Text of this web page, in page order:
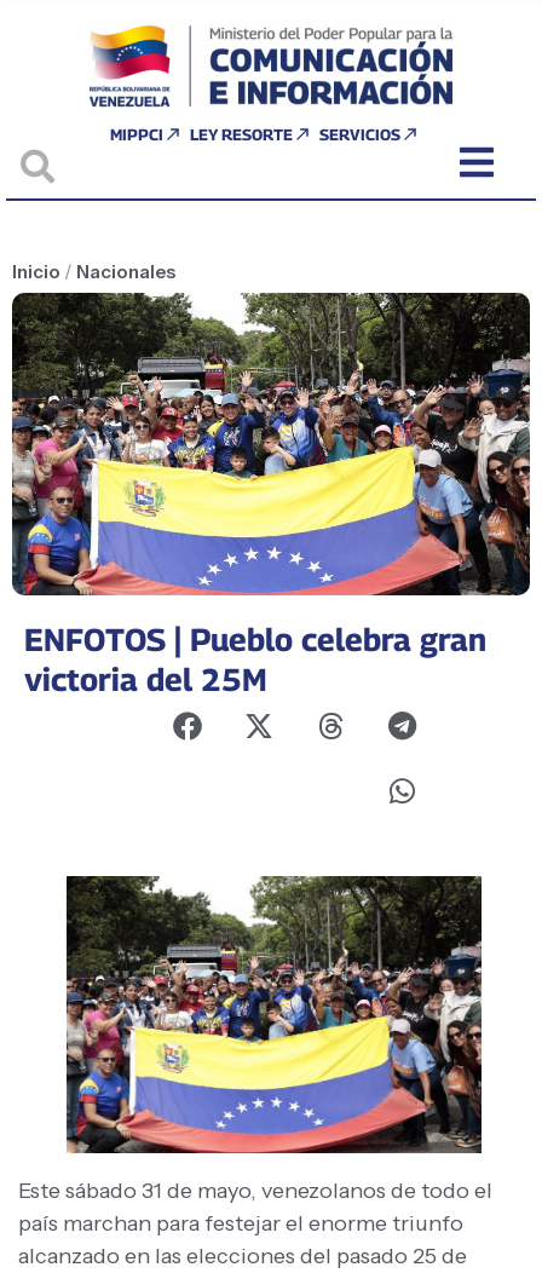
MIPPCI LEY RESORTE SERVICIOS
Inicio / Nacionales
ENFOTOS | Pueblo celebra gran
victoria del 25M
Este sábado 31 de mayo, venezolanos de todo el
país marchan para festejar el enorme triunfo
alcanzado en las elecciones del pasado 25 de